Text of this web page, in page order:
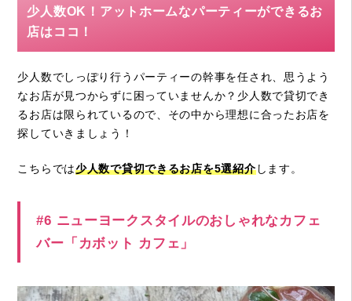
少人数OK！アットホームなパーティーができるお
店はココ！
少人数でしっぽり行うパーティーの幹事を任され、思うよう
なお店が見つからずに困っていませんか？少人数で貸切でき
るお店は限られているので、その中から理想に合ったお店を
探していきましょう！
こちらでは少人数で貸切できるお店を5選紹介します。
#6 ニューヨークスタイルのおしゃれなカフェ
バー「カボット カフェ」